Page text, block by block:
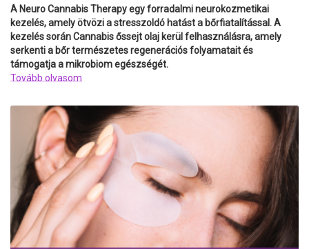
A Neuro Cannabis Therapy egy forradalmi neurokozmetikai
kezelés, amely ötvözi a stresszoldó hatást a bőrfiatalítással. A
kezelés során Cannabis őssejt olaj kerül felhasználásra, amely
serkenti a bőr természetes regenerációs folyamatait és
támogatja a mikrobiom egészségét.
Tovább olvasom